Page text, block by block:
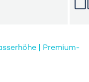
| Premium-